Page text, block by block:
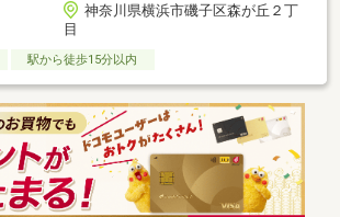
神奈川県横浜市磯子区森が丘２丁
目
駅から徒歩15分以内